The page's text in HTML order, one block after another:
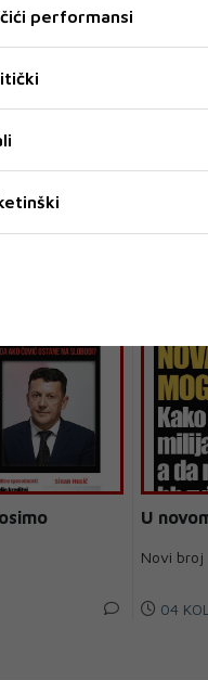
U
Novi broj
04
performansi